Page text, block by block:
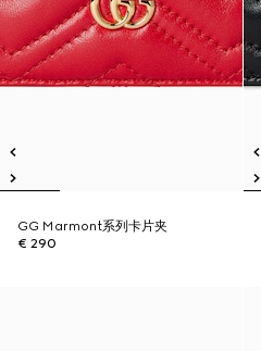
GG Marmont系列卡片夹
€ 290